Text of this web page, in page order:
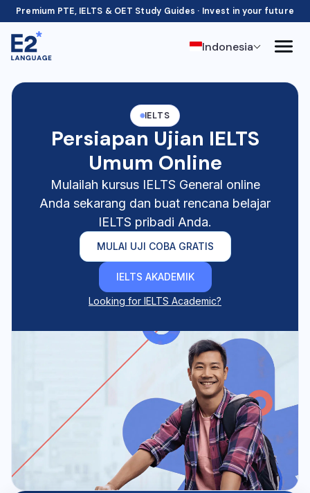
Premium PTE, IELTS & OET Study Guides · Invest in your future
Indonesia
IELTS
Persiapan Ujian IELTS
Umum Online
Mulailah kursus IELTS General online
Anda sekarang dan buat rencana belajar
IELTS pribadi Anda.
MULAI UJI COBA GRATIS
IELTS AKADEMIK
Looking for IELTS Academic?